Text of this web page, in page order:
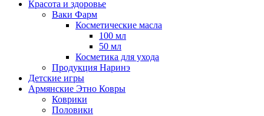
Красота и здоровье
Ваки Фарм
Косметические масла
100 мл
50 мл
Косметика для ухода
Продукция Наринэ
Детские игры
Армянские Этно Ковры
Коврики
Половики